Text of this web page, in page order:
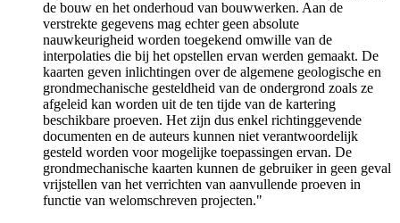
de bouw en het onderhoud van bouwwerken. Aan de
verstrekte gegevens mag echter geen absolute
nauwkeurigheid worden toegekend omwille van de
interpolaties die bij het opstellen ervan werden gemaakt. De
kaarten geven inlichtingen over de algemene geologische en
grondmechanische gesteldheid van de ondergrond zoals ze
afgeleid kan worden uit de ten tijde van de kartering
beschikbare proeven. Het zijn dus enkel richtinggevende
documenten en de auteurs kunnen niet verantwoordelijk
gesteld worden voor mogelijke toepassingen ervan. De
grondmechanische kaarten kunnen de gebruiker in geen geval
vrijstellen van het verrichten van aanvullende proeven in
functie van welomschreven projecten."